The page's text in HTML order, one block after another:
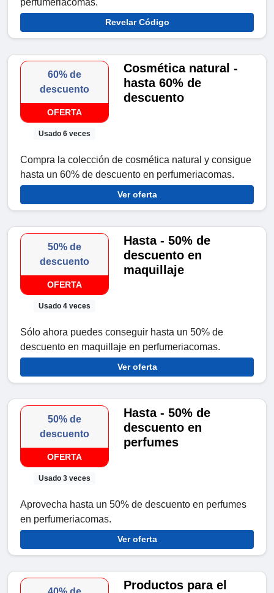
Revelar Código
60% de
descuento
OFERTA
Usado 6 veces
Cosmética natural -
hasta 60% de
descuento
Compra la colección de cosmética natural y consigue
hasta un 60% de descuento en perfumeriacomas.
Ver oferta
50% de
descuento
OFERTA
Usado 4 veces
Hasta - 50% de
descuento en
maquillaje
Sólo ahora puedes conseguir hasta un 50% de
descuento en maquillaje en perfumeriacomas.
Ver oferta
50% de
descuento
OFERTA
Usado 3 veces
Hasta - 50% de
descuento en
perfumes
Aprovecha hasta un 50% de descuento en perfumes
en perfumeriacomas.
Ver oferta
Productos para el